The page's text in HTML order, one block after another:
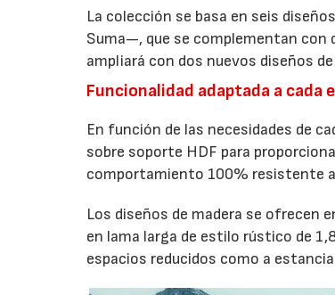
La colección se basa en seis
Suma—, que se complementan con
ampliará con dos nuevos diseños
Funcionalidad adaptada a cada
En función de las necesidades de
sobre soporte HDF para
comportamiento 100% resistente
Los diseños de madera se ofrecen
en lama larga de estilo rústico de
espacios reducidos como a